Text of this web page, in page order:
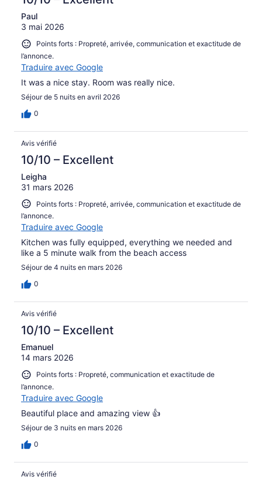
Paul
3 mai 2026
Points forts : Propreté, arrivée, communication et exactitude de
l’annonce.
Traduire avec Google
It was a nice stay. Room was really nice.
Séjour de 5 nuits en avril 2026
0
Avis vérifié
10/10 – Excellent
Leigha
31 mars 2026
Points forts : Propreté, arrivée, communication et exactitude de
l’annonce.
Traduire avec Google
Kitchen was fully equipped, everything we needed and
like a 5 minute walk from the beach access
Séjour de 4 nuits en mars 2026
0
Avis vérifié
10/10 – Excellent
Emanuel
14 mars 2026
Points forts : Propreté, communication et exactitude de
l’annonce.
Traduire avec Google
Beautiful place and amazing view 👍
Séjour de 3 nuits en mars 2026
0
Avis vérifié